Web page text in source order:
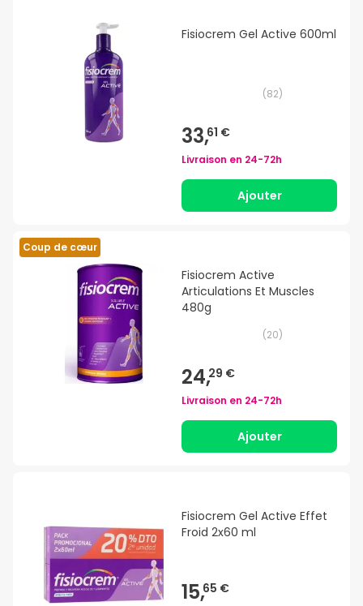
Fisiocrem Gel Active 600ml
(82)
33,61 €
Livraison en 24-72h
Ajouter
Coup de cœur
Fisiocrem Active
Articulations Et Muscles
480g
(20)
24,29 €
Livraison en 24-72h
Ajouter
Fisiocrem Gel Active Effet
Froid 2x60 ml
15,65 €